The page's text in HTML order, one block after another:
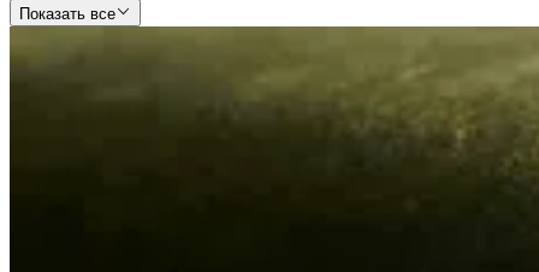
Показать все